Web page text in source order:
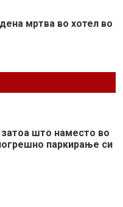
мртва во хотел во
што наместо во
паркирање си